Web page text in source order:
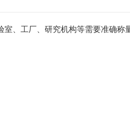
室、工厂、研究机构等需要准确称